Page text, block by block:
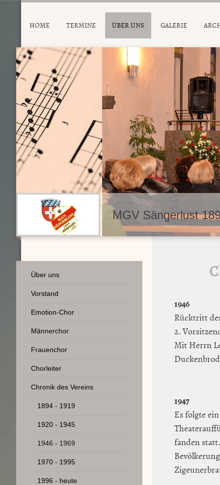
HOME TERMINE ÜBER UNS GALERIE
MGV Sängerlust
1946
Rücktritt
2.
Mit Herrn
1947
Es folgte
fanden
Über uns
Vorstand
Emotion-Chor
Männerchor
Frauenchor
Chorleiter
Chronik des Vereins
1894 - 1919
1920 - 1945
1946 - 1969
1970 - 1995
1996 - heute